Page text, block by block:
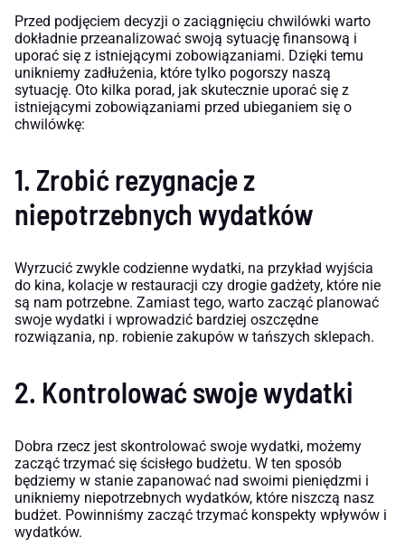
Przed podjęciem decyzji o zaciągnięciu chwilówki warto
dokładnie przeanalizować swoją sytuację finansową i
uporać się z istniejącymi zobowiązaniami. Dzięki temu
unikniemy zadłużenia, które tylko pogorszy naszą
sytuację. Oto kilka porad, jak skutecznie uporać się z
istniejącymi zobowiązaniami przed ubieganiem się o
chwilówkę:
1. Zrobić rezygnacje z
niepotrzebnych wydatków
Wyrzucić zwykle codzienne wydatki, na przykład wyjścia
do kina, kolacje w restauracji czy drogie gadżety, które nie
są nam potrzebne. Zamiast tego, warto zacząć planować
swoje wydatki i wprowadzić bardziej oszczędne
rozwiązania, np. robienie zakupów w tańszych sklepach.
2. Kontrolować swoje wydatki
Dobra rzecz jest skontrolować swoje wydatki, możemy
zacząć trzymać się ścisłego budżetu. W ten sposób
będziemy w stanie zapanować nad swoimi pieniędzmi i
unikniemy niepotrzebnych wydatków, które niszczą nasz
budżet. Powinniśmy zacząć trzymać konspekty wpływów i
wydatków.